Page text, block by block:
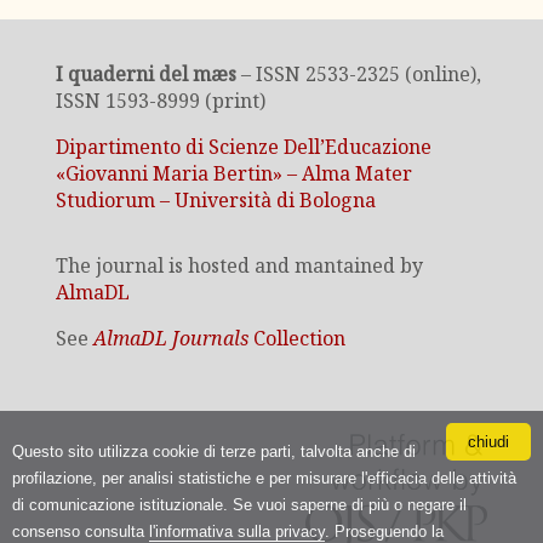
chiudi
Questo sito utilizza cookie di terze parti, talvolta anche di
profilazione, per analisi statistiche e per misurare l'efficacia delle attività
di comunicazione istituzionale. Se vuoi saperne di più o negare il
consenso consulta l'informativa sulla privacy. Proseguendo la
I quaderni del mæs– ISSN 2533-2325 (online),
ISSN 1593-8999 (print)
Dipartimento di Scienze Dell’Educazione
«Giovanni Maria Bertin» – Alma Mater
Studiorum – Università di Bologna
The journal is hosted and mantained by
AlmaDL
SeeAlmaDL JournalsCollection